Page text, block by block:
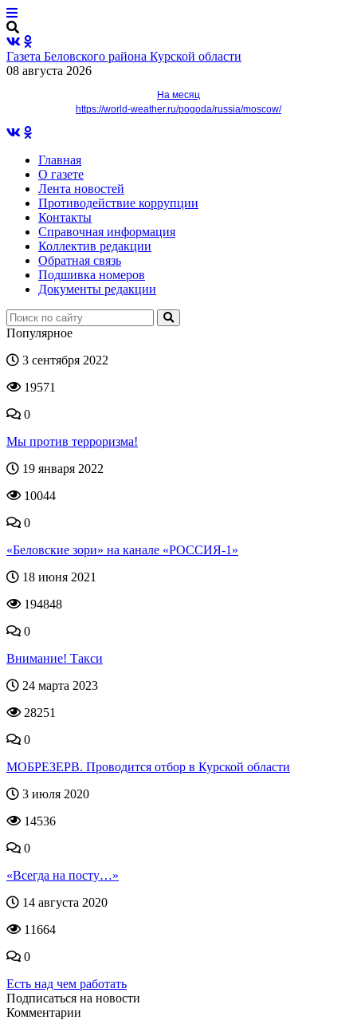
Газета Беловского района Курской области
08 августа 2026
На месяц
https://world-weather.ru/pogoda/russia/moscow/
Главная
О газете
Лента новостей
Противодействие коррупции
Контакты
Справочная информация
Коллектив редакции
Обратная связь
Подшивка номеров
Документы редакции
Популярное
3 сентября 2022
19571
0
Мы против терроризма!
19 января 2022
10044
0
«Беловские зори» на канале «РОССИЯ-1»
18 июня 2021
194848
0
Внимание! Такси
24 марта 2023
28251
0
МОБРЕЗЕРВ. Проводится отбор в Курской области
3 июля 2020
14536
0
«Всегда на посту…»
14 августа 2020
11664
0
Есть над чем работать
Подписаться на новости
Комментарии